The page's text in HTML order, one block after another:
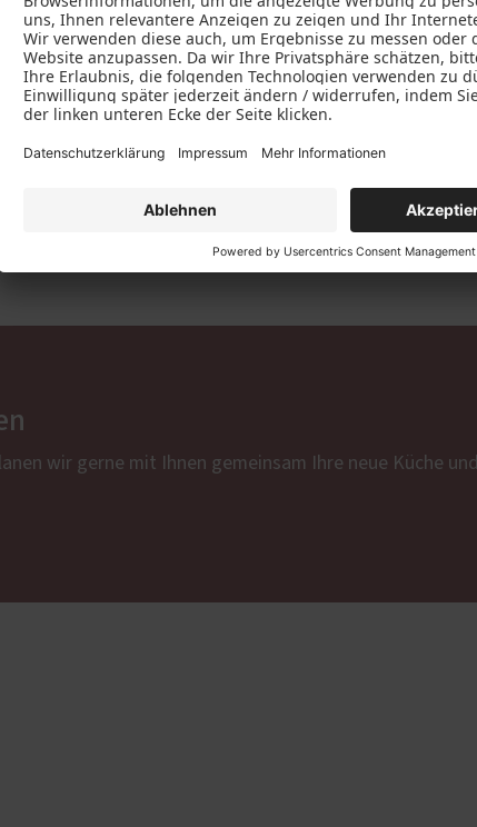
die einzelnen Bestandteile der Küche müssen
funktional
sollte die Höhe der Arbeitsplatte sowie die Aufteilung
aber auch der Komfort bei der Zubereitung eines
vom Tischler anfertigen zu lassen, setzen Sie nicht
wir gerne mit Ihnen gemeinsam Ihre neue Küche